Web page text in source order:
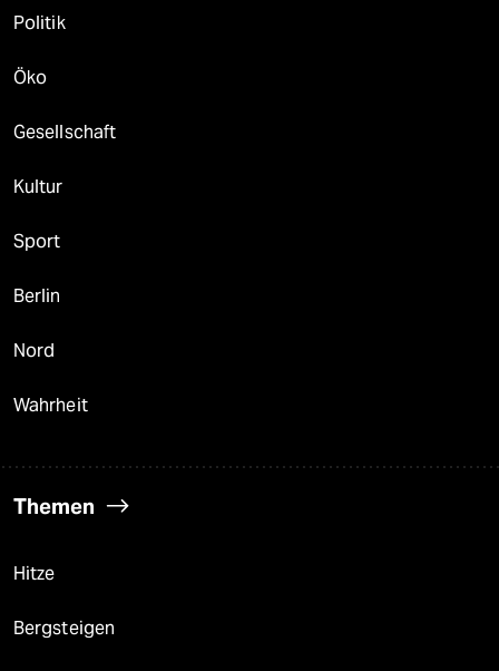
Politik
Öko
Gesellschaft
Kultur
Sport
Berlin
Nord
Wahrheit
Themen
Hitze
Bergsteigen